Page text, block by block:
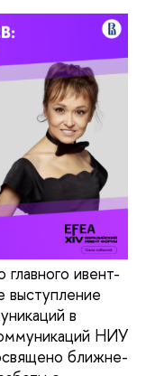
ивент-
выступление
в
НИУ
ближне-